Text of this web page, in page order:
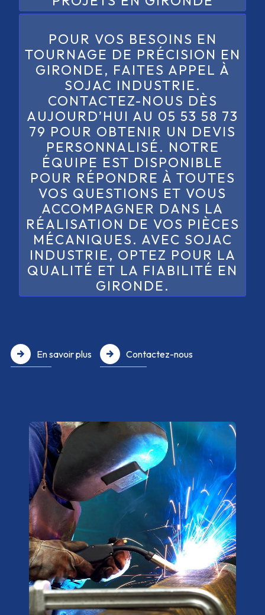
POUR VOS BESOINS EN
TOURNAGE DE PRÉCISION EN
GIRONDE, FAITES APPEL À
SOJAC INDUSTRIE.
CONTACTEZ-NOUS DÈS
AUJOURD’HUI AU 05 53 58 73
79 POUR OBTENIR UN DEVIS
PERSONNALISÉ. NOTRE
ÉQUIPE EST DISPONIBLE
POUR RÉPONDRE À TOUTES
VOS QUESTIONS ET VOUS
ACCOMPAGNER DANS LA
RÉALISATION DE VOS PIÈCES
MÉCANIQUES. AVEC SOJAC
INDUSTRIE, OPTEZ POUR LA
QUALITÉ ET LA FIABILITÉ EN
GIRONDE.
En savoir plus Contactez-nous